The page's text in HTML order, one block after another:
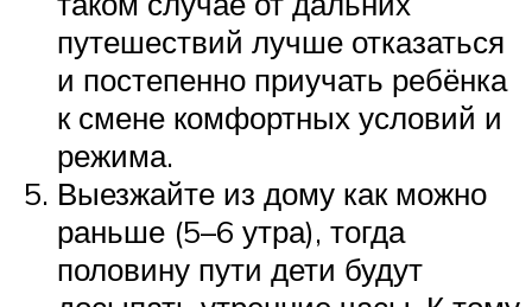
путешествий лучше отказаться
и постепенно приучать ребёнка
к смене комфортных условий и
режима.
Выезжайте из дому как можно
раньше (5–6 утра), тогда
половину пути дети будут